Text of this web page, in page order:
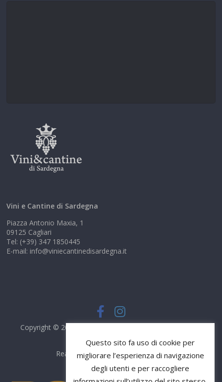
Vini e Cantine di Sardegna
Piazza Antonio Maxia, 1
09125 Cagliari
Tel: (+39) 347 1850445
E-mail: info@viniecantinedisardegna.it
Copyright © 2026
Realizzato daDS Comunicazione
Questo sito fa uso di cookie per
migliorare l’esperienza di navigazione
degli utenti e per raccogliere